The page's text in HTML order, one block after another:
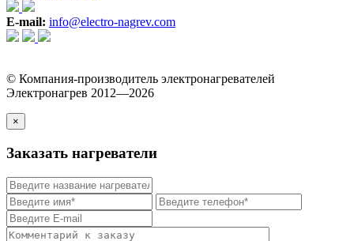
E-mail: info@electro-nagrev.com
© Компания-производитель электронагревателей
Электронагрев 2012—2026
×
Заказать нагреватели